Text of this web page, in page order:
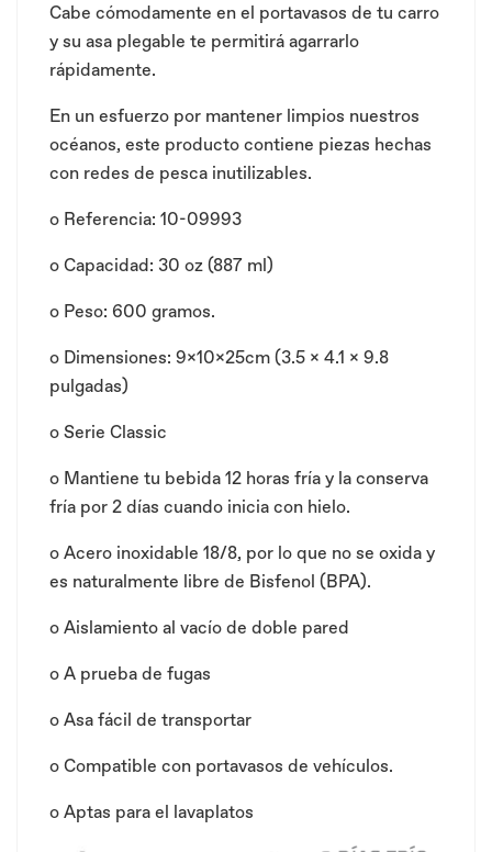
Cabe cómodamente en el portavasos de tu carro
y su asa plegable te permitirá agarrarlo
rápidamente.
En un esfuerzo por mantener limpios nuestros
océanos, este producto contiene piezas hechas
con redes de pesca inutilizables.
o Referencia: 10-09993
o Capacidad: 30 oz (887 ml)
o Peso: 600 gramos.
o Dimensiones: 9x10x25cm (3.5 x 4.1 x 9.8
pulgadas)
o Serie Classic
o Mantiene tu bebida 12 horas fría y la conserva
fría por 2 días cuando inicia con hielo.
o Acero inoxidable 18/8, por lo que no se oxida y
es naturalmente libre de Bisfenol (BPA).
o Aislamiento al vacío de doble pared
o A prueba de fugas
o Asa fácil de transportar
o Compatible con portavasos de vehículos.
o Aptas para el lavaplatos